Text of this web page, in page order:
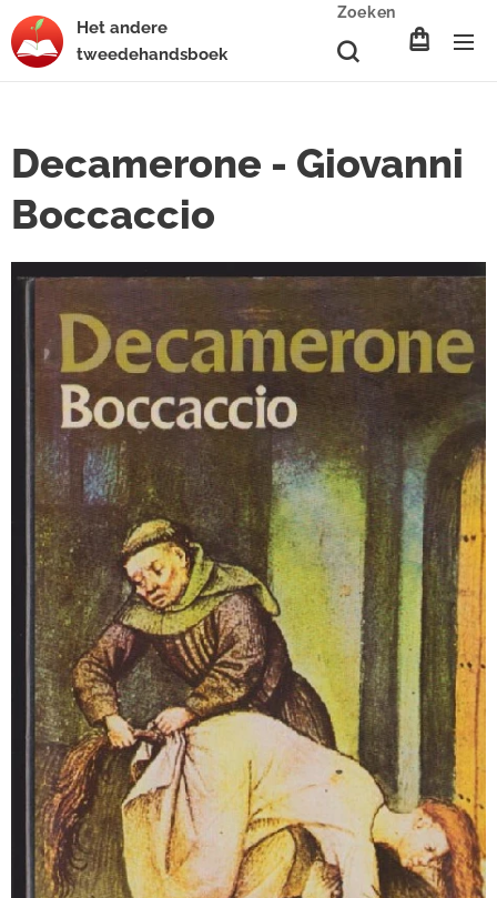
Het andere
tweedehandsboek
Zoeken
Decamerone - Giovanni
Boccaccio